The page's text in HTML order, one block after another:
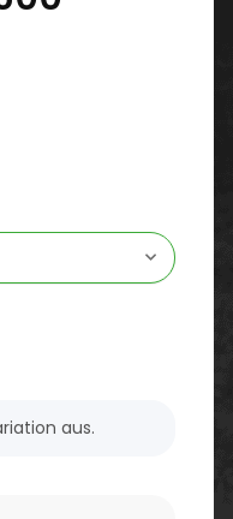
aus.